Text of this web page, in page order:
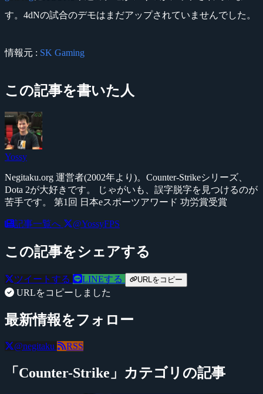
す。4dNの試合のデモはまだアップされていませんでした。
情報元 : SK Gaming
この記事を書いた人
Yossy
Negitaku.org 運営者(2002年より)。Counter-Strikeシリーズ、
Dota 2が大好きです。 じゃがいも、誤字脱字を見つけるのが
苦手です。 第1回 日本eスポーツアワード 功労賞受賞
記事一覧へ @YossyFPS
この記事をシェアする
ツイートする LINEする URLをコピー
URLをコピーしました
最新情報をフォロー
@negitaku RSS
「Counter-Strike」カテゴリの記事